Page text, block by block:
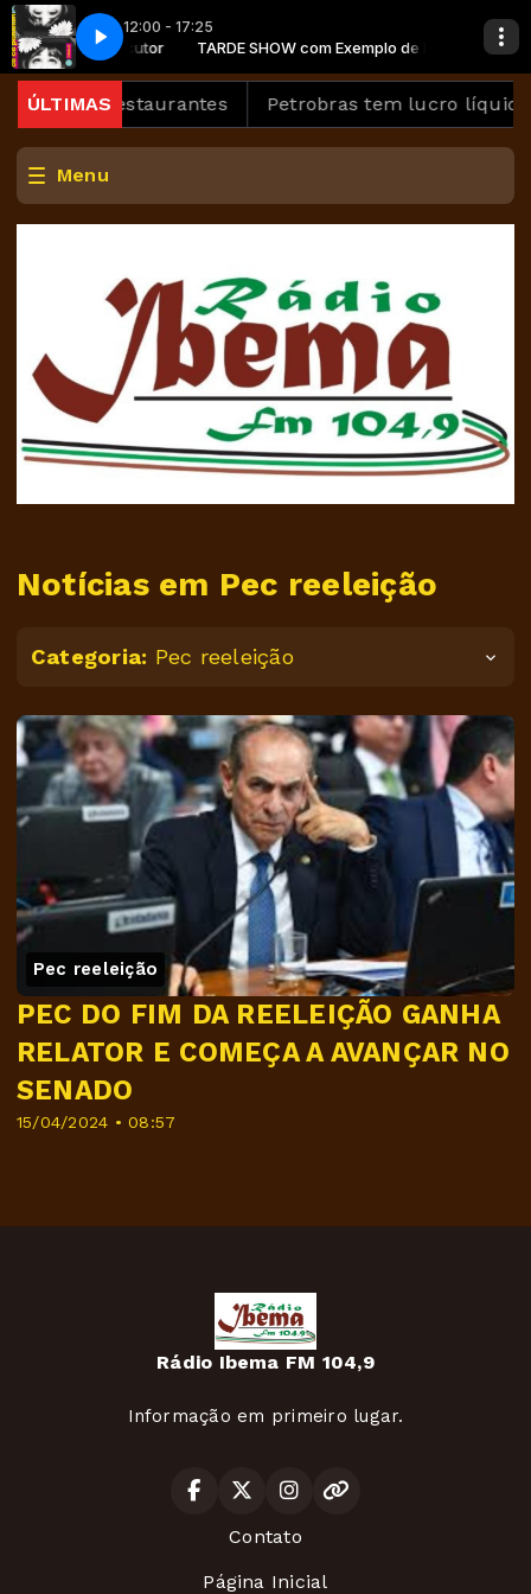
12:00 - 17:25
Exemplo de locutor TARDE SHOW com Exemplo de locutor
Cece Peniston - Finally
ÚLTIMAS
bares e restaurantes Petrobras tem lucro líquido
Menu
Notícias em Pec reeleição
Categoria: Pec reeleição
Pec reeleição
15/04/2024 • 08:57
PEC DO FIM DA REELEIÇÃO GANHA
RELATOR E COMEÇA A AVANÇAR NO
SENADO
Rádio Ibema FM 104,9
Informação em primeiro lugar.
Contato
Página Inicial